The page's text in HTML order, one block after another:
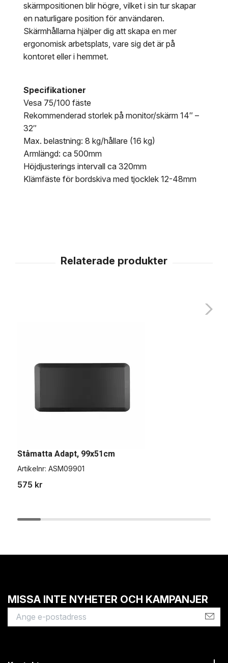
skärmpositionen blir högre, vilket i sin tur skapar
en naturligare position för användaren.
Skärmhållarna hjälper dig att skapa en mer
ergonomisk arbetsplats, vare sig det är på
kontoret eller i hemmet.
Specifikationer
Vesa 75/100 fäste
Rekommenderad storlek på monitor/skärm 14″ –
32″
Max. belastning: 8 kg/hållare (16 kg)
Armlängd: ca 500mm
Höjdjusterings intervall ca 320mm
Klämfäste för bordskiva med tjocklek 12-48mm
Ståmatta Adapt, 99x51cm
Artikelnr: ASM09901
575 kr
MISSA INTE NYHETER OCH KAMPANJER